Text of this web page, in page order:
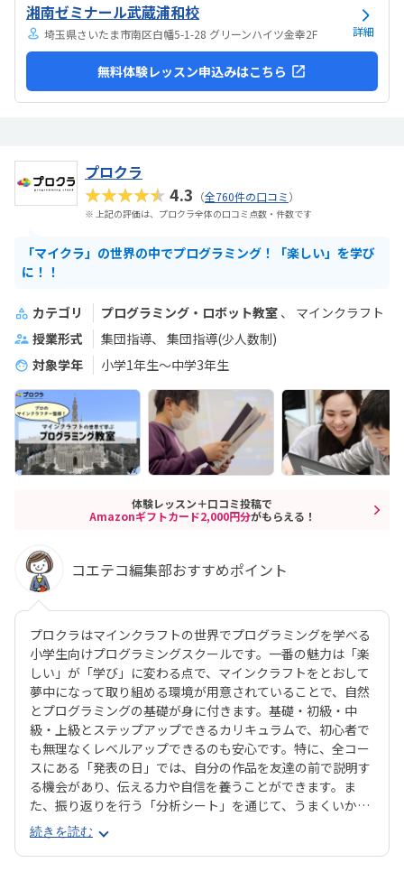
湘南ゼミナール武蔵浦和校
埼玉県さいたま市南区白幡5-1-28 グリーンハイツ金幸2F 詳細
無料体験レッスン申込みはこちら
プロクラ
★★★★★4.3 （全760件の口コミ）
※ 上記の評価は、プロクラ全体の口コミ点数・件数です
「マイクラ」の世界の中でプログラミング！「楽しい」を学び
に！！
カテゴリ プログラミング・ロボット教室
マインクラフト
授業形式
集団指導
集団指導(少人数制)
対象学年
小学1年生～中学3年生
体験レッスン＋口コミ投稿で
Amazonギフトカード2,000円分がもらえる！
コエテコ編集部おすすめポイント
プロクラはマインクラフトの世界でプログラミングを学べる
小学生向けプログラミングスクールです。一番の魅力は「楽
しい」が「学び」に変わる点で、マインクラフトをとおして
夢中になって取り組める環境が用意されていることで、自然
とプログラミングの基礎が身に付きます。基礎・初級・中
級・上級とステップアップできるカリキュラムで、初心者で
も無理なくレベルアップできるのも安心です。特に、全コー
スにある「発表の日」では、自分の作品を友達の前で説明す
る機会があり、伝える力や自信を養うことができます。ま
た、振り返りを行う「分析シート」を通じて、うまくいかな
かった点をどう改善するかを考える習慣が身に付くのも特徴
です。さらに、講師は子どもたちの答えを引き出すコーチン
グ型指導を採用。自分で考え、解決する力を育みます。全国
続きを読む